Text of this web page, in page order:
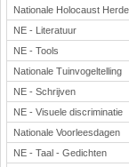
Nationale Holocaust
NE - Literatuur
NE - Tools
Nationale Tuinvogeltelling
NE - Schrijven
NE - Visuele discriminatie
Nationale Voorleesdagen
NE - Taal - Gedichten